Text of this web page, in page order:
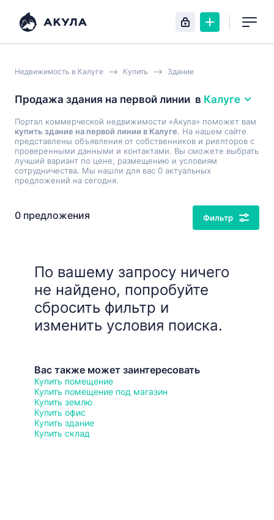
Недвижимость в Калуге Купить Здание
Продажа здания на первой линии в Калуге
Портал коммерческой недвижимости «Акула» поможет вам
купить здание на первой линии в Калуге. На нашем сайте
представлены объявления от собственников и риелторов с
проверенными данными и контактами. Вы сможете выбрать
лучший вариант по цене, размещению и условиям
сотрудничества. Мы нашли для вас 0 актуальных
предложений на сегодня.
0 предложения Фильтр
По вашему запросу ничего
не найдено, попробуйте
сбросить фильтр и
изменить условия поиска.
Вас также может заинтересовать
Купить помещение
Купить помещение под магазин
Купить землю
Купить офис
Купить здание
Купить склад